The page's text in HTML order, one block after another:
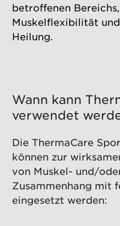
betroffenen
Muskelflexibilität
Heilung.
Wann kann
verwendet
Die ThermaCare
können zur
von Muskel- und/
Zusammenhang mit
eingesetzt werden: